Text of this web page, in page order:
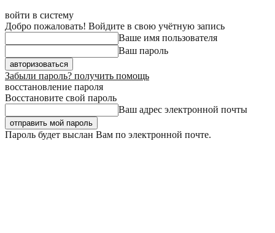
войти в систему
Добро пожаловать! Войдите в свою учётную запись
Ваше имя пользователя
Ваш пароль
Забыли пароль? получить помощь
восстановление пароля
Восстановите свой пароль
Ваш адрес электронной почты
Пароль будет выслан Вам по электронной почте.